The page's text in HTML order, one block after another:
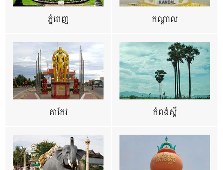
ភ្នំពេញ កណ្តាល
តាកែវ កំពង់ស្ពឺ